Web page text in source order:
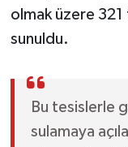
olmak üzere
sunuldu.
Bu tesislerle
sulamaya